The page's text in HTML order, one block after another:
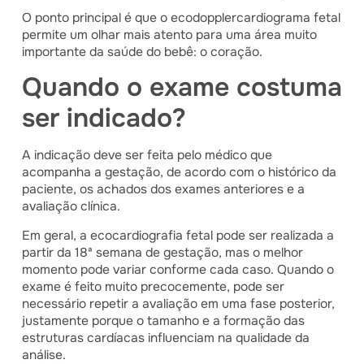
O ponto principal é que o ecodopplercardiograma fetal
permite um olhar mais atento para uma área muito
importante da saúde do bebê: o coração.
Quando o exame costuma
ser indicado?
A indicação deve ser feita pelo médico que
acompanha a gestação, de acordo com o histórico da
paciente, os achados dos exames anteriores e a
avaliação clínica.
Em geral, a ecocardiografia fetal pode ser realizada a
partir da 18ª semana de gestação, mas o melhor
momento pode variar conforme cada caso. Quando o
exame é feito muito precocemente, pode ser
necessário repetir a avaliação em uma fase posterior,
justamente porque o tamanho e a formação das
estruturas cardíacas influenciam na qualidade da
análise.